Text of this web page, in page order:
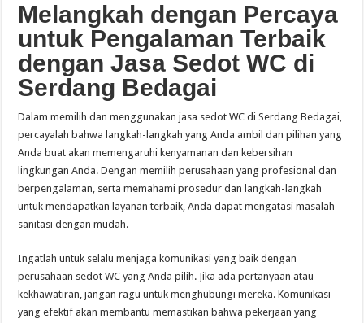
Melangkah dengan Percaya
untuk Pengalaman Terbaik
dengan Jasa Sedot WC di
Serdang Bedagai
Dalam memilih dan menggunakan jasa sedot WC di Serdang Bedagai,
percayalah bahwa langkah-langkah yang Anda ambil dan pilihan yang
Anda buat akan memengaruhi kenyamanan dan kebersihan
lingkungan Anda. Dengan memilih perusahaan yang profesional dan
berpengalaman, serta memahami prosedur dan langkah-langkah
untuk mendapatkan layanan terbaik, Anda dapat mengatasi masalah
sanitasi dengan mudah.
Ingatlah untuk selalu menjaga komunikasi yang baik dengan
perusahaan sedot WC yang Anda pilih. Jika ada pertanyaan atau
kekhawatiran, jangan ragu untuk menghubungi mereka. Komunikasi
yang efektif akan membantu memastikan bahwa pekerjaan yang